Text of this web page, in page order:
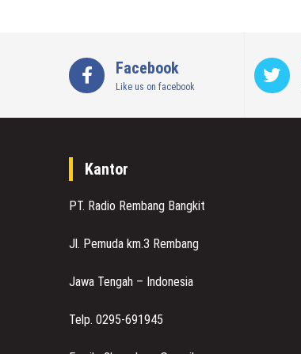
Facebook
Like us on facebook
Kantor
PT. Radio Rembang Bangkit
Jl. Pemuda km.3 Rembang
Jawa Tengah – Indonesia
Telp. 0295-691945